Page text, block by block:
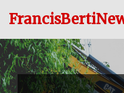
al
contenido